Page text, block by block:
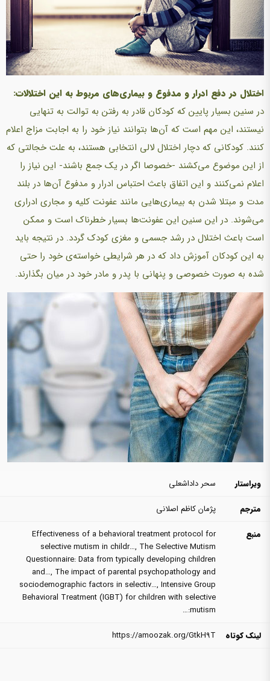
اختلال در دفع ادرار و مدفوع و بیماری‌های مربوط به این اختلالات:
در سنین بسیار پایین که کودکان قادر به رفتن به توالت به تنهایی
نیستند، این مهم است که آن‌ها بتوانند نیاز خود را به اجابت مزاج اعلام
کنند. کودکانی که دچار اختلال لالی انتخابی هستند، به علت خجالتی که
از این موضوع‌ می‌کشند -خصوصا اگر در یک جمع باشند- این نیاز را
اعلام‌ نمی‌کنند و این اتفاق باعث احتباس ادرار و مدفوع آن‌ها‌ در بلند
مدت و مبتلا شدن به بیماری‌هایی مانند عفونت کلیه و مجاری ادراری‌
می‌شوند. در این سنین این عفونت‌ها بسیار خطرناک است و ممکن
است باعث اختلال در رشد جسمی و مغزی کودک گردد.‌ در نتیجه باید
به این کودکان آموزش داد که در هر شرایطی خواسته‌ی خود را حتی
شده به صورت خصوصی و پنهانی با پدر و مادر‌ خود در میان بگذارند.
ویراستار
سحر داداشعلی
مترجم
پژمان کاظم اصلانی
منبع
Effectiveness of a behavioral treatment protocol for
selective mutism in childr…, The Selective Mutism
Questionnaire: Data from typically developing children
and…, The impact of parental psychopathology and
sociodemographic factors in selectiv…, Intensive Group
Behavioral Treatment (IGBT) for children with selective
mutism:…
لینک کوتاه
https://amoozak.org/GtkH9T